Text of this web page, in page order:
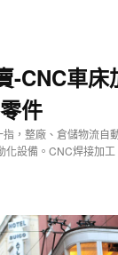
-CNC車
件
，整廠、倉儲物流自
化設備。CNC焊接加